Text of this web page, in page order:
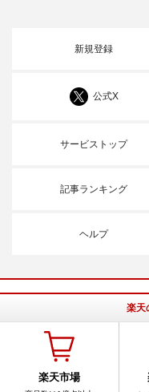
新規登録
公式X
サービストップ
記事ランキング
ヘルプ
楽天
楽天市場